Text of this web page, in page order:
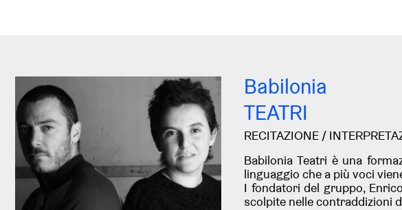
Babilonia
TEATRI
RECITAZIONE /
Babilonia Teatri è una
linguaggio che a più voci
I fondatori del gruppo,
scolpite nelle contraddizioni